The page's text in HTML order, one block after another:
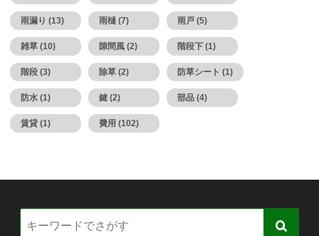
雨漏り (13) 雨樋 (7) 雨戸 (5)
雑草 (10) 隙間風 (2) 階段下 (1)
階段 (3) 除草 (2) 防草シート (1)
防水 (1) 鍵 (2) 部品 (4)
賃貸 (1) 費用 (102)